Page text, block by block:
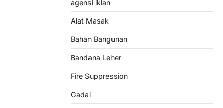
agensi iklan
Alat Masak
Bahan Bangunan
Bandana Leher
Fire Suppression
Gadai